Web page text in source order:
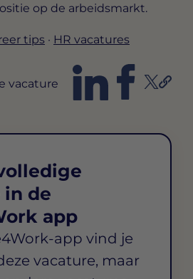
op de arbeidsmarkt.
tips · HR vacatures
vacature
in de
app
app vind je
vacature, maar